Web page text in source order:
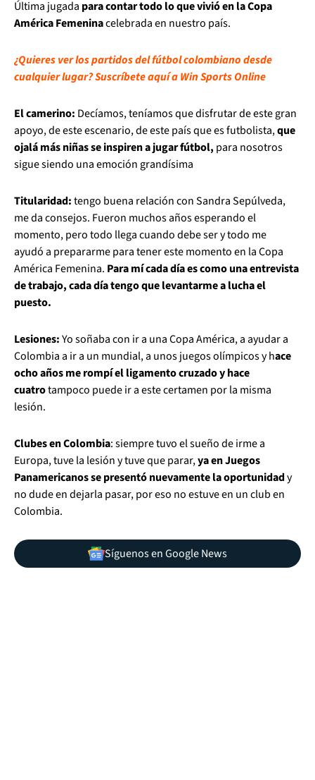
Última jugada para contar todo lo que vivió en la Copa
América Femeninacelebrada en nuestro país.
¿Quieres ver los partidos del fútbol colombiano desde
cualquier lugar? Suscríbete aquí a Win Sports Online
El camerino: Decíamos, teníamos que disfrutar de este gran
apoyo, de este escenario, de este país que es futbolista,que
ojalá más niñas se inspiren a jugar fútbol, para nosotros
sigue siendo una emoción grandísima
Titularidad:tengo buena relación con Sandra Sepúlveda,
me da consejos. Fueron muchos años esperando el
momento, pero todo llega cuando debe ser y todo me
ayudó a prepararme para tener este momento en la Copa
América Femenina. Para mí cada día es como una entrevista
de trabajo, cada día tengo que levantarme a lucha el
puesto.
Lesiones:Yo soñaba con ir a una Copa América, a ayudar a
Colombia a ir a un mundial, a unos juegos olímpicos y hace
ocho años me rompí el ligamento cruzado y hace
cuatrotampoco puede ir a este certamen por la misma
lesión.
Clubes en Colombia: siempre tuvo el sueño de irme a
Europa, tuve la lesión y tuve que parar,ya en Juegos
Panamericanos se presentó nuevamente la oportunidady
no dude en dejarla pasar, por eso no estuve en un club en
Colombia.
Síguenos en Google News